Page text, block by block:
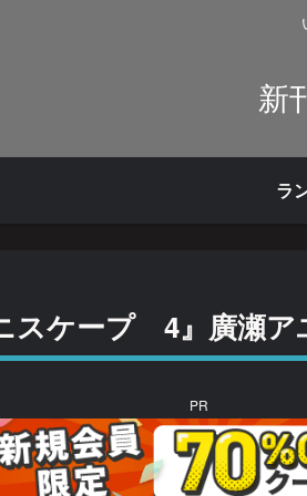
新
ラ
スケープ 4』廣瀬ア
PR